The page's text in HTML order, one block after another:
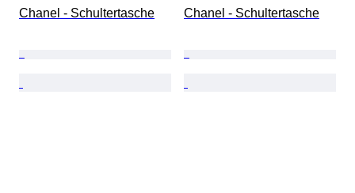
Chanel - Schultertasche Chanel - Schultertasche